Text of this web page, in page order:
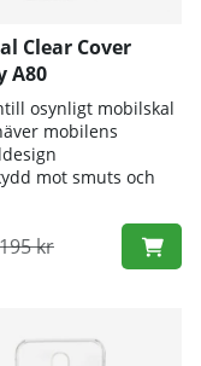
Clear Cover
A80
osynligt mobilskal
mobilens
mot smuts och
195 kr